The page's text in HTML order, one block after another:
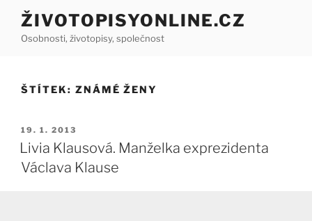
Přejít
obsahu
ŽIVOTOPISYONLINE.CZ
Osobnosti, životopisy, společnost
ŠTÍTEK: ZNÁMÉ ŽENY
PUBLIKOVÁNO
19. 1. 2013
Livia Klausová. Manželka exprezidenta
Václava Klause